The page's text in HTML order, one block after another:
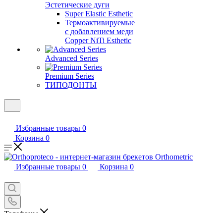
Эстетические дуги
Super Elastic Esthetic
Термоактивируемые
с добавлением меди
Copper NiTi Esthetic
Advanced Series
Premium Series
ТИПОДОНТЫ
Избранные товары 0
Корзина 0
Избранные товары 0 Корзина 0